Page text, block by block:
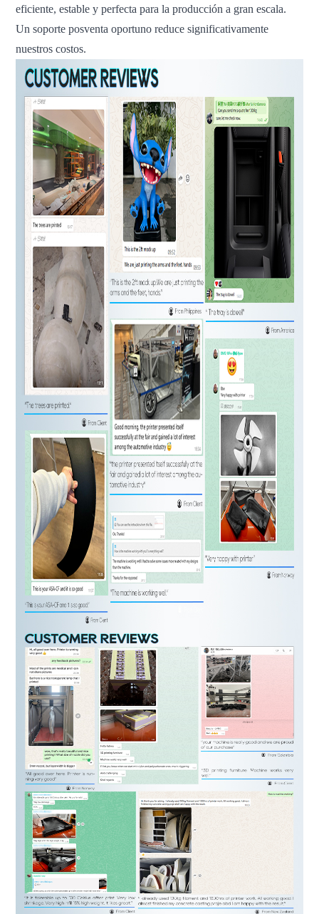
eficiente, estable y perfecta para la producción a gran escala.
Un soporte posventa oportuno reduce significativamente
nuestros costos.